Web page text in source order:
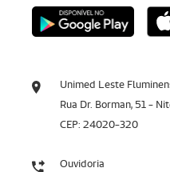
Unimed Leste
Rua Dr. Borman, 51 -
CEP: 24020-320
Ouvidoria